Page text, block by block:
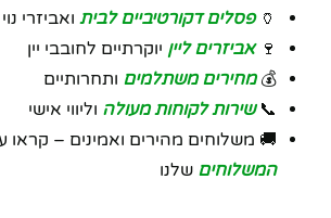
🏺פסלים דקורטיביים לבית ואביזרי
🍷אביזרים ליין יוקרתיים לחובבי יין
💰מחירים משתלמים ותחרותיים
📞שירות לקוחות מעולה וליווי אישי
🚚 משלוחים מהירים ואמינים – קראו
המשלוחים שלנו